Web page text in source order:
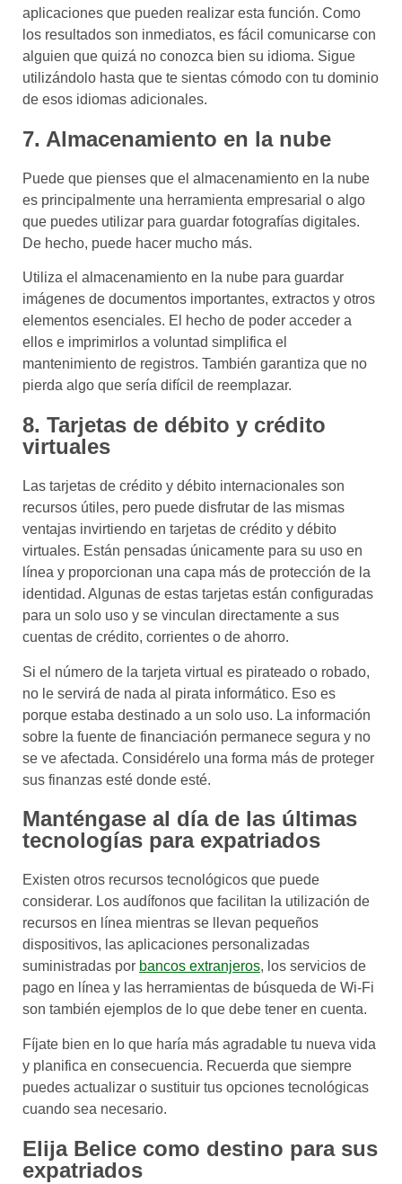
aplicaciones que pueden realizar esta función. Como
los resultados son inmediatos, es fácil comunicarse con
alguien que quizá no conozca bien su idioma. Sigue
utilizándolo hasta que te sientas cómodo con tu dominio
de esos idiomas adicionales.
7. Almacenamiento en la nube
Puede que pienses que el almacenamiento en la nube
es principalmente una herramienta empresarial o algo
que puedes utilizar para guardar fotografías digitales.
De hecho, puede hacer mucho más.
Utiliza el almacenamiento en la nube para guardar
imágenes de documentos importantes, extractos y otros
elementos esenciales. El hecho de poder acceder a
ellos e imprimirlos a voluntad simplifica el
mantenimiento de registros. También garantiza que no
pierda algo que sería difícil de reemplazar.
8. Tarjetas de débito y crédito
virtuales
Las tarjetas de crédito y débito internacionales son
recursos útiles, pero puede disfrutar de las mismas
ventajas invirtiendo en tarjetas de crédito y débito
virtuales. Están pensadas únicamente para su uso en
línea y proporcionan una capa más de protección de la
identidad. Algunas de estas tarjetas están configuradas
para un solo uso y se vinculan directamente a sus
cuentas de crédito, corrientes o de ahorro.
Si el número de la tarjeta virtual es pirateado o robado,
no le servirá de nada al pirata informático. Eso es
porque estaba destinado a un solo uso. La información
sobre la fuente de financiación permanece segura y no
se ve afectada. Considérelo una forma más de proteger
sus finanzas esté donde esté.
Manténgase al día de las últimas
tecnologías para expatriados
Existen otros recursos tecnológicos que puede
considerar. Los audífonos que facilitan la utilización de
recursos en línea mientras se llevan pequeños
dispositivos, las aplicaciones personalizadas
suministradas por bancos extranjeros, los servicios de
pago en línea y las herramientas de búsqueda de Wi-Fi
son también ejemplos de lo que debe tener en cuenta.
Fíjate bien en lo que haría más agradable tu nueva vida
y planifica en consecuencia. Recuerda que siempre
puedes actualizar o sustituir tus opciones tecnológicas
cuando sea necesario.
Elija Belice como destino para sus
expatriados